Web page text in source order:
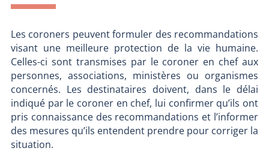
Les coroners peuvent formuler des recommandations
visant une meilleure protection de la vie humaine.
Celles-ci sont transmises par le coroner en chef aux
personnes, associations, ministères ou organismes
concernés. Les destinataires doivent, dans le délai
indiqué par le coroner en chef, lui confirmer qu’ils ont
pris connaissance des recommandations et l’informer
des mesures qu’ils entendent prendre pour corriger la
situation.